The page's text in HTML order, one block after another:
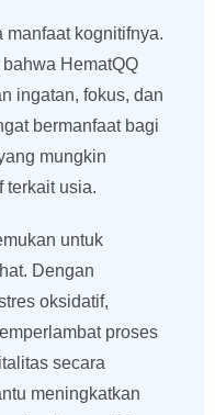
manfaat kognitifnya.
HematQQ
ingatan, fokus, dan
bermanfaat bagi
mungkin
terkait usia.
untuk
Dengan
oksidatif,
proses
secara
meningkatkan